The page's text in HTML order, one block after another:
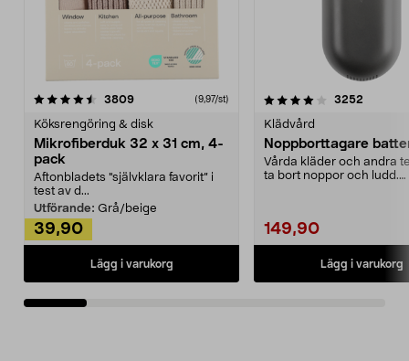
3809recensioner (9,97/st)
Köksrengöring & disk
Mikrofiberduk 32 x 31 cm, 4-
pack
Aftonbladets "självklara favorit” i
test av d...
Utförande: Grå/beige
39,90
Lägg i varukorg
4.0av 5 stjärnor 3252
Klädvård
Noppborttagare
Vårda kläder och andra
ta bort noppor och ludd.
149,90
Lägg i varukorg
4.5av 5 stjärnor